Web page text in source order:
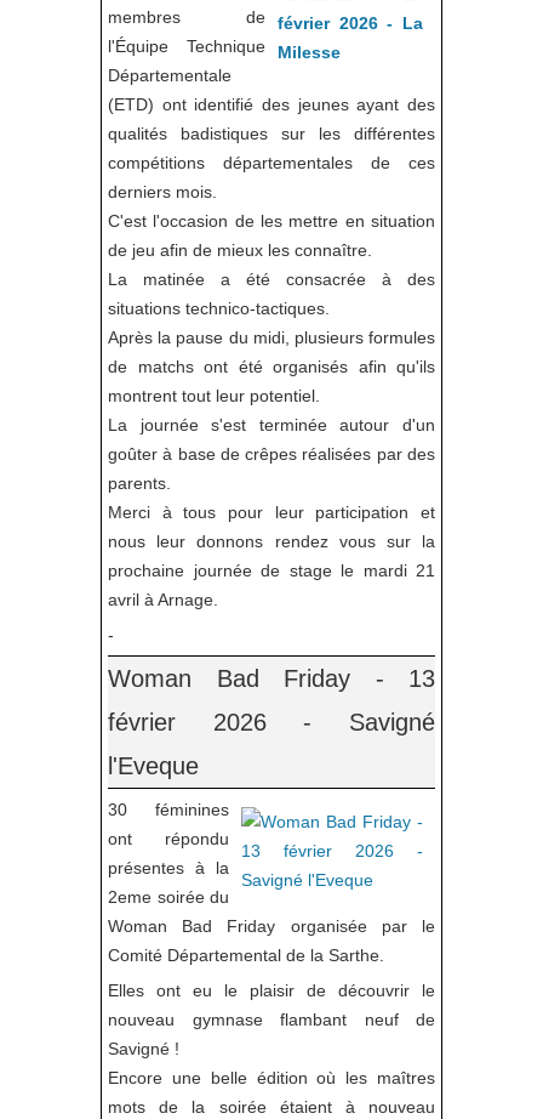
membres de
l'Équipe Technique
Départementale
(ETD) ont identifié des jeunes ayant des
qualités badistiques sur les différentes
compétitions départementales de ces
derniers mois.
C'est l'occasion de les mettre en situation
de jeu afin de mieux les connaître.
La matinée a été consacrée à des
situations technico-tactiques.
Après la pause du midi, plusieurs formules
de matchs ont été organisés afin qu'ils
montrent tout leur potentiel.
La journée s'est terminée autour d'un
goûter à base de crêpes réalisées par des
parents.
Merci à tous pour leur participation et
nous leur donnons rendez vous sur la
prochaine journée de stage le mardi 21
avril à Arnage.
-
Woman Bad Friday - 13
février 2026 - Savigné
l'Eveque
30 féminines
ont répondu
présentes à la
2eme soirée du
Woman Bad Friday organisée par le
Comité Départemental de la Sarthe.
Elles ont eu le plaisir de découvrir le
nouveau gymnase flambant neuf de
Savigné !
Encore une belle édition où les maîtres
mots de la soirée étaient à nouveau